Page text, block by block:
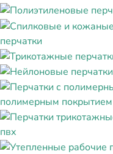
перчатки
полимерным покрытием
пвх